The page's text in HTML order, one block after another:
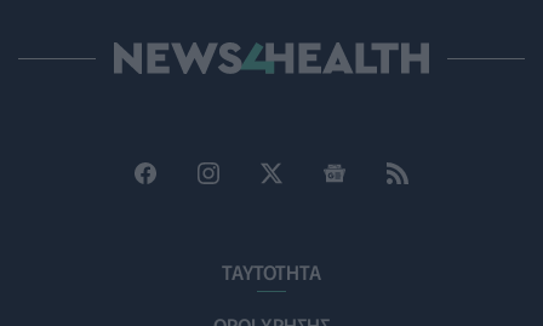
06/08/2026 - 08:19
ΤΑΥΤΟΤΗΤΑ